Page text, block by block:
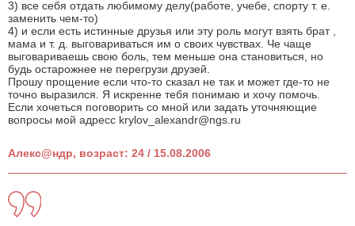
3) все себя отдать любимому делу(работе, учебе, спорту т. е.
заменить чем-то)
4) и если есть истинные друзья или эту роль могут взять брат ,
мама и т. д. выговариваться им о своих чувствах. Че чаще
выговариваешь свою боль, тем меньше она становиться, но
будь остарожнее не перегрузи друзей.
Прошу прощение если что-то сказал не так и может где-то не
точно выразился. Я искренне тебя понимаю и хочу помочь.
Если хочеться поговорить со мной или задать уточняющие
вопросы мой адресс krylov_alexandr@ngs.ru
Алекс@ндр, возраст: 24 / 15.08.2006